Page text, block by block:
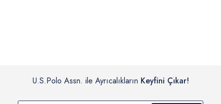
U.S.Polo Assn. ile Ayrıcalıkların Keyfini Çıkar!